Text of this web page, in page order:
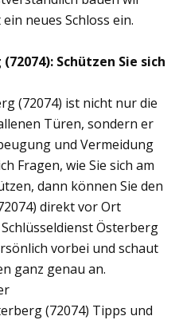
neues Schloss ein.
Schützen Sie sich
(72074) ist nicht nur die
Türen, sondern er
und Vermeidung
Fragen, wie Sie sich am
dann können Sie den
direkt vor Ort
Österberg
vorbei und schaut
ganz genau an.
(72074) Tipps und